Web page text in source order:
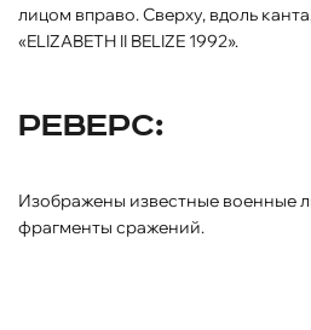
лицом вправо. Сверху, вдоль
«ELIZABETH II BELIZE 1992».
Реверс:
Изображены известные военные личности, а также
фрагменты сражений.